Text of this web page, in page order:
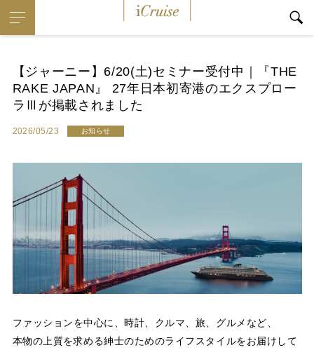
【ジャーニー】6/20(土)セミナー受付中｜『THE
RAKE JAPAN』 27年日本初寄港のエクスプロー
ラⅢが掲載されました
2026/05/23 お知らせ
ファッションを中心に、時計、クルマ、旅、グルメなど、
本物の上質を求める紳士のためのライフスタイルをお届けして